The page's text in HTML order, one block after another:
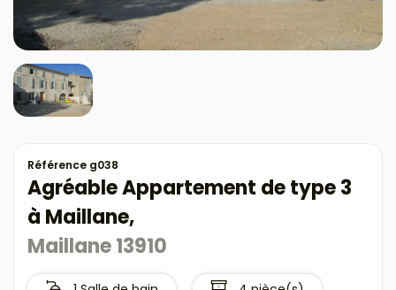
Référence g038
Agréable Appartement de type 3
à Maillane,
Maillane 13910